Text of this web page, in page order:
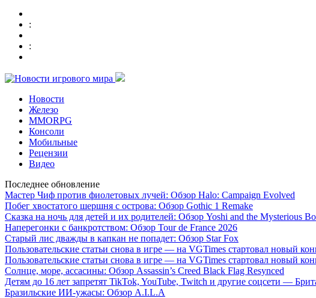
:
:
Новости
Железо
MMORPG
Консоли
Мобильные
Рецензии
Видео
Последнее обновление
Мастер Чиф против фиолетовых лучей: Обзор Halo: Campaign Evolved
Побег хвостатого шершня с острова: Обзор Gothic 1 Remake
Сказка на ночь для детей и их родителей: Обзор Yoshi and the Mysterious
Наперегонки с банкротством: Обзор Tour de France 2026
Старый лис дважды в капкан не попадет: Обзор Star Fox
Пользовательские статьи снова в игре — на VGTimes стартовал новый
Пользовательские статьи снова в игре — на VGTimes стартовал новый
Солнце, море, ассасины: Обзор Assassin’s Creed Black Flag Resynced
Детям до 16 лет запретят TikTok, YouTube, Twitch и другие соцсети —
Бразильские ИИ-ужасы: Обзор A.I.L.A